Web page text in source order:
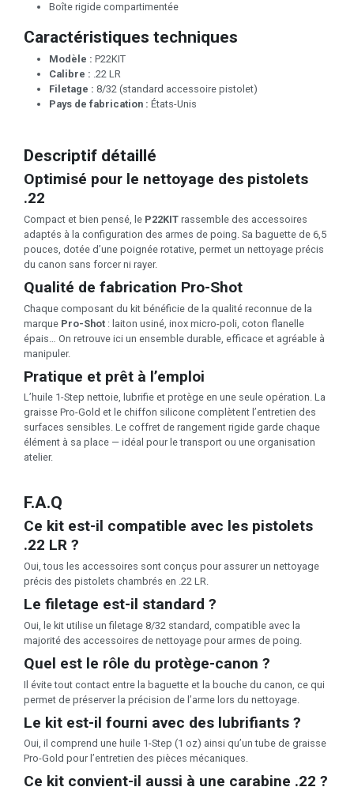
Boîte rigide compartimentée
Caractéristiques techniques
Modèle : P22KIT
Calibre : .22 LR
Filetage : 8/32 (standard accessoire pistolet)
Pays de fabrication : États-Unis
Descriptif détaillé
Optimisé pour le nettoyage des pistolets
.22
Compact et bien pensé, le P22KIT rassemble des accessoires
adaptés à la configuration des armes de poing. Sa baguette de 6,5
pouces, dotée d’une poignée rotative, permet un nettoyage précis
du canon sans forcer ni rayer.
Qualité de fabrication Pro-Shot
Chaque composant du kit bénéficie de la qualité reconnue de la
marque Pro-Shot : laiton usiné, inox micro-poli, coton flanelle
épais… On retrouve ici un ensemble durable, efficace et agréable à
manipuler.
Pratique et prêt à l’emploi
L’huile 1-Step nettoie, lubrifie et protège en une seule opération. La
graisse Pro-Gold et le chiffon silicone complètent l’entretien des
surfaces sensibles. Le coffret de rangement rigide garde chaque
élément à sa place — idéal pour le transport ou une organisation
atelier.
F.A.Q
Ce kit est-il compatible avec les pistolets
.22 LR ?
Oui, tous les accessoires sont conçus pour assurer un nettoyage
précis des pistolets chambrés en .22 LR.
Le filetage est-il standard ?
Oui, le kit utilise un filetage 8/32 standard, compatible avec la
majorité des accessoires de nettoyage pour armes de poing.
Quel est le rôle du protège-canon ?
Il évite tout contact entre la baguette et la bouche du canon, ce qui
permet de préserver la précision de l’arme lors du nettoyage.
Le kit est-il fourni avec des lubrifiants ?
Oui, il comprend une huile 1-Step (1 oz) ainsi qu’un tube de graisse
Pro-Gold pour l’entretien des pièces mécaniques.
Ce kit convient-il aussi à une carabine .22 ?